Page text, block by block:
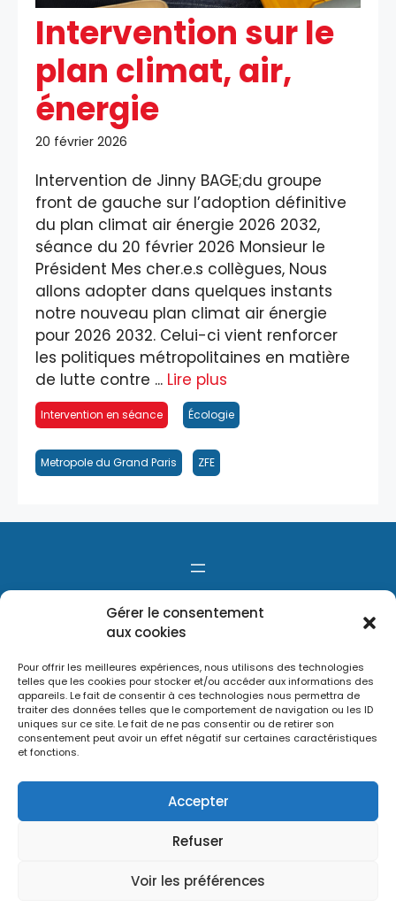
Gérer le consentement
aux cookies
Pour offrir les meilleures expériences, nous utilisons des technologies
telles que les cookies pour stocker et/ou accéder aux informations des
appareils. Le fait de consentir à ces technologies nous permettra de
traiter des données telles que le comportement de navigation ou les ID
uniques sur ce site. Le fait de ne pas consentir ou de retirer son
consentement peut avoir un effet négatif sur certaines caractéristiques
et fonctions.
Accepter
Refuser
Voir les préférences
Intervention sur le
plan climat, air,
énergie
20 février 2026
Intervention de Jinny BAGE;du groupe
front de gauche sur l’adoption définitive
du plan climat air énergie 2026 2032,
séance du 20 février 2026 Monsieur le
Président Mes cher.e.s collègues, Nous
allons adopter dans quelques instants
notre nouveau plan climat air énergie
pour 2026 2032. Celui-ci vient renforcer
les politiques métropolitaines en matière
de lutte contre ... Lire plus
Intervention en séance Écologie
Metropole du Grand Paris ZFE
Le site Métropole Solidaire a été réalisé avec WordPress par